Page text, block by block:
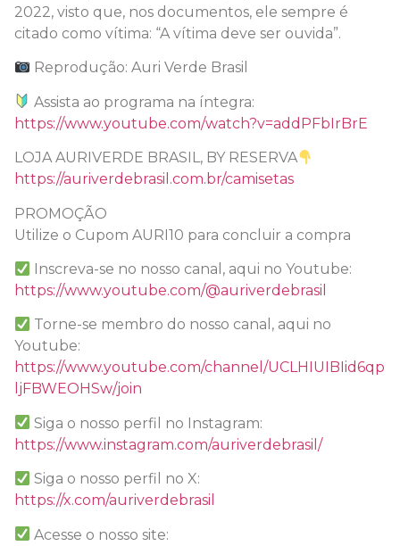
2022, visto que, nos documentos, ele sempre é
citado como vítima: “A vítima deve ser ouvida”.
Reprodução: Auri Verde Brasil
Assista ao programa na íntegra:
https://www.youtube.com/watch?v=addPFbIrBrE
LOJA AURIVERDE BRASIL, BY RESERVA
https://auriverdebrasil.com.br/camisetas
PROMOÇÃO
Utilize o Cupom AURI10 para concluir a compra
Inscreva-se no nosso canal, aqui no Youtube:
https://www.youtube.com/@auriverdebrasil
Torne-se membro do nosso canal, aqui no
Youtube:
https://www.youtube.com/channel/UCLHIUIBIid6qp
ljFBWEOHSw/join
Siga o nosso perfil no Instagram:
https://www.instagram.com/auriverdebrasil/
Siga o nosso perfil no X:
https://x.com/auriverdebrasil
Acesse o nosso site: